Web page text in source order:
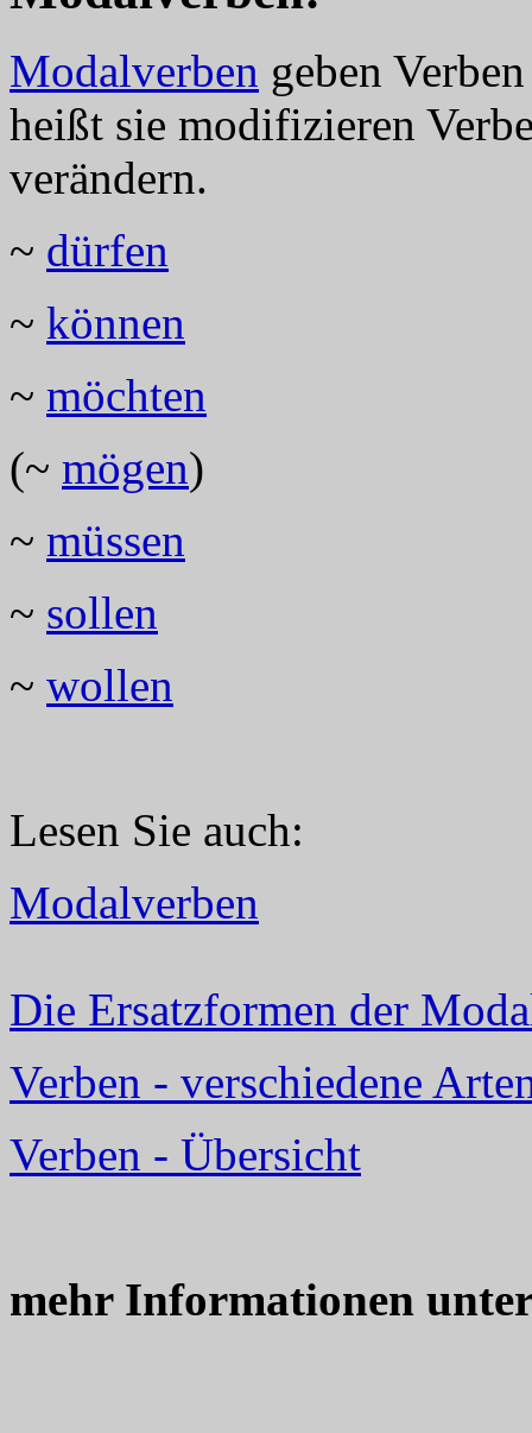
Modalverben geben
heißt sie modifizieren
verändern.
~ dürfen
~ können
~ möchten
(~ mögen)
~ müssen
~ sollen
~ wollen
Lesen Sie auch:
Modalverben
Die Ersatzformen der
Verben - verschiedene
Verben - Übersicht
mehr Informationen